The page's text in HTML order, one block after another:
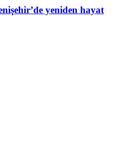
yeniden hayat